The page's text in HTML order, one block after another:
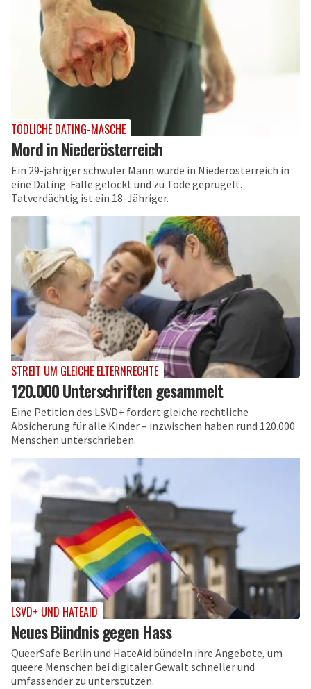
TÖDLICHE DATING-MASCHE
Mord in Niederösterreich
Ein 29-jähriger schwuler Mann wurde in Niederösterreich in
eine Dating-Falle gelockt und zu Tode geprügelt.
Tatverdächtig ist ein 18-Jähriger.
STREIT UM GLEICHE ELTERNRECHTE
120.000 Unterschriften gesammelt
Eine Petition des LSVD+ fordert gleiche rechtliche
Absicherung für alle Kinder – inzwischen haben rund 120.000
Menschen unterschrieben.
LSVD+ UND HATEAID
Neues Bündnis gegen Hass
QueerSafe Berlin und HateAid bündeln ihre Angebote, um
queere Menschen bei digitaler Gewalt schneller und
umfassender zu unterstützen.